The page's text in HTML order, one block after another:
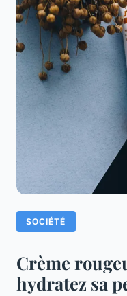
SOCIÉTÉ
Crème
hydratez sa